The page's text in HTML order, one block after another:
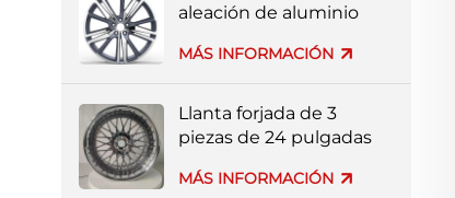
aleación de aluminio
mayor de fábrica
MÁS INFORMACIÓN
Llanta forjada de 3
piezas de 24 pulgadas
para coche de lujo
MÁS INFORMACIÓN